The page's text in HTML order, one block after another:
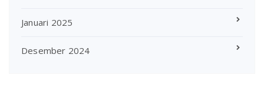
Januari 2025
Desember 2024